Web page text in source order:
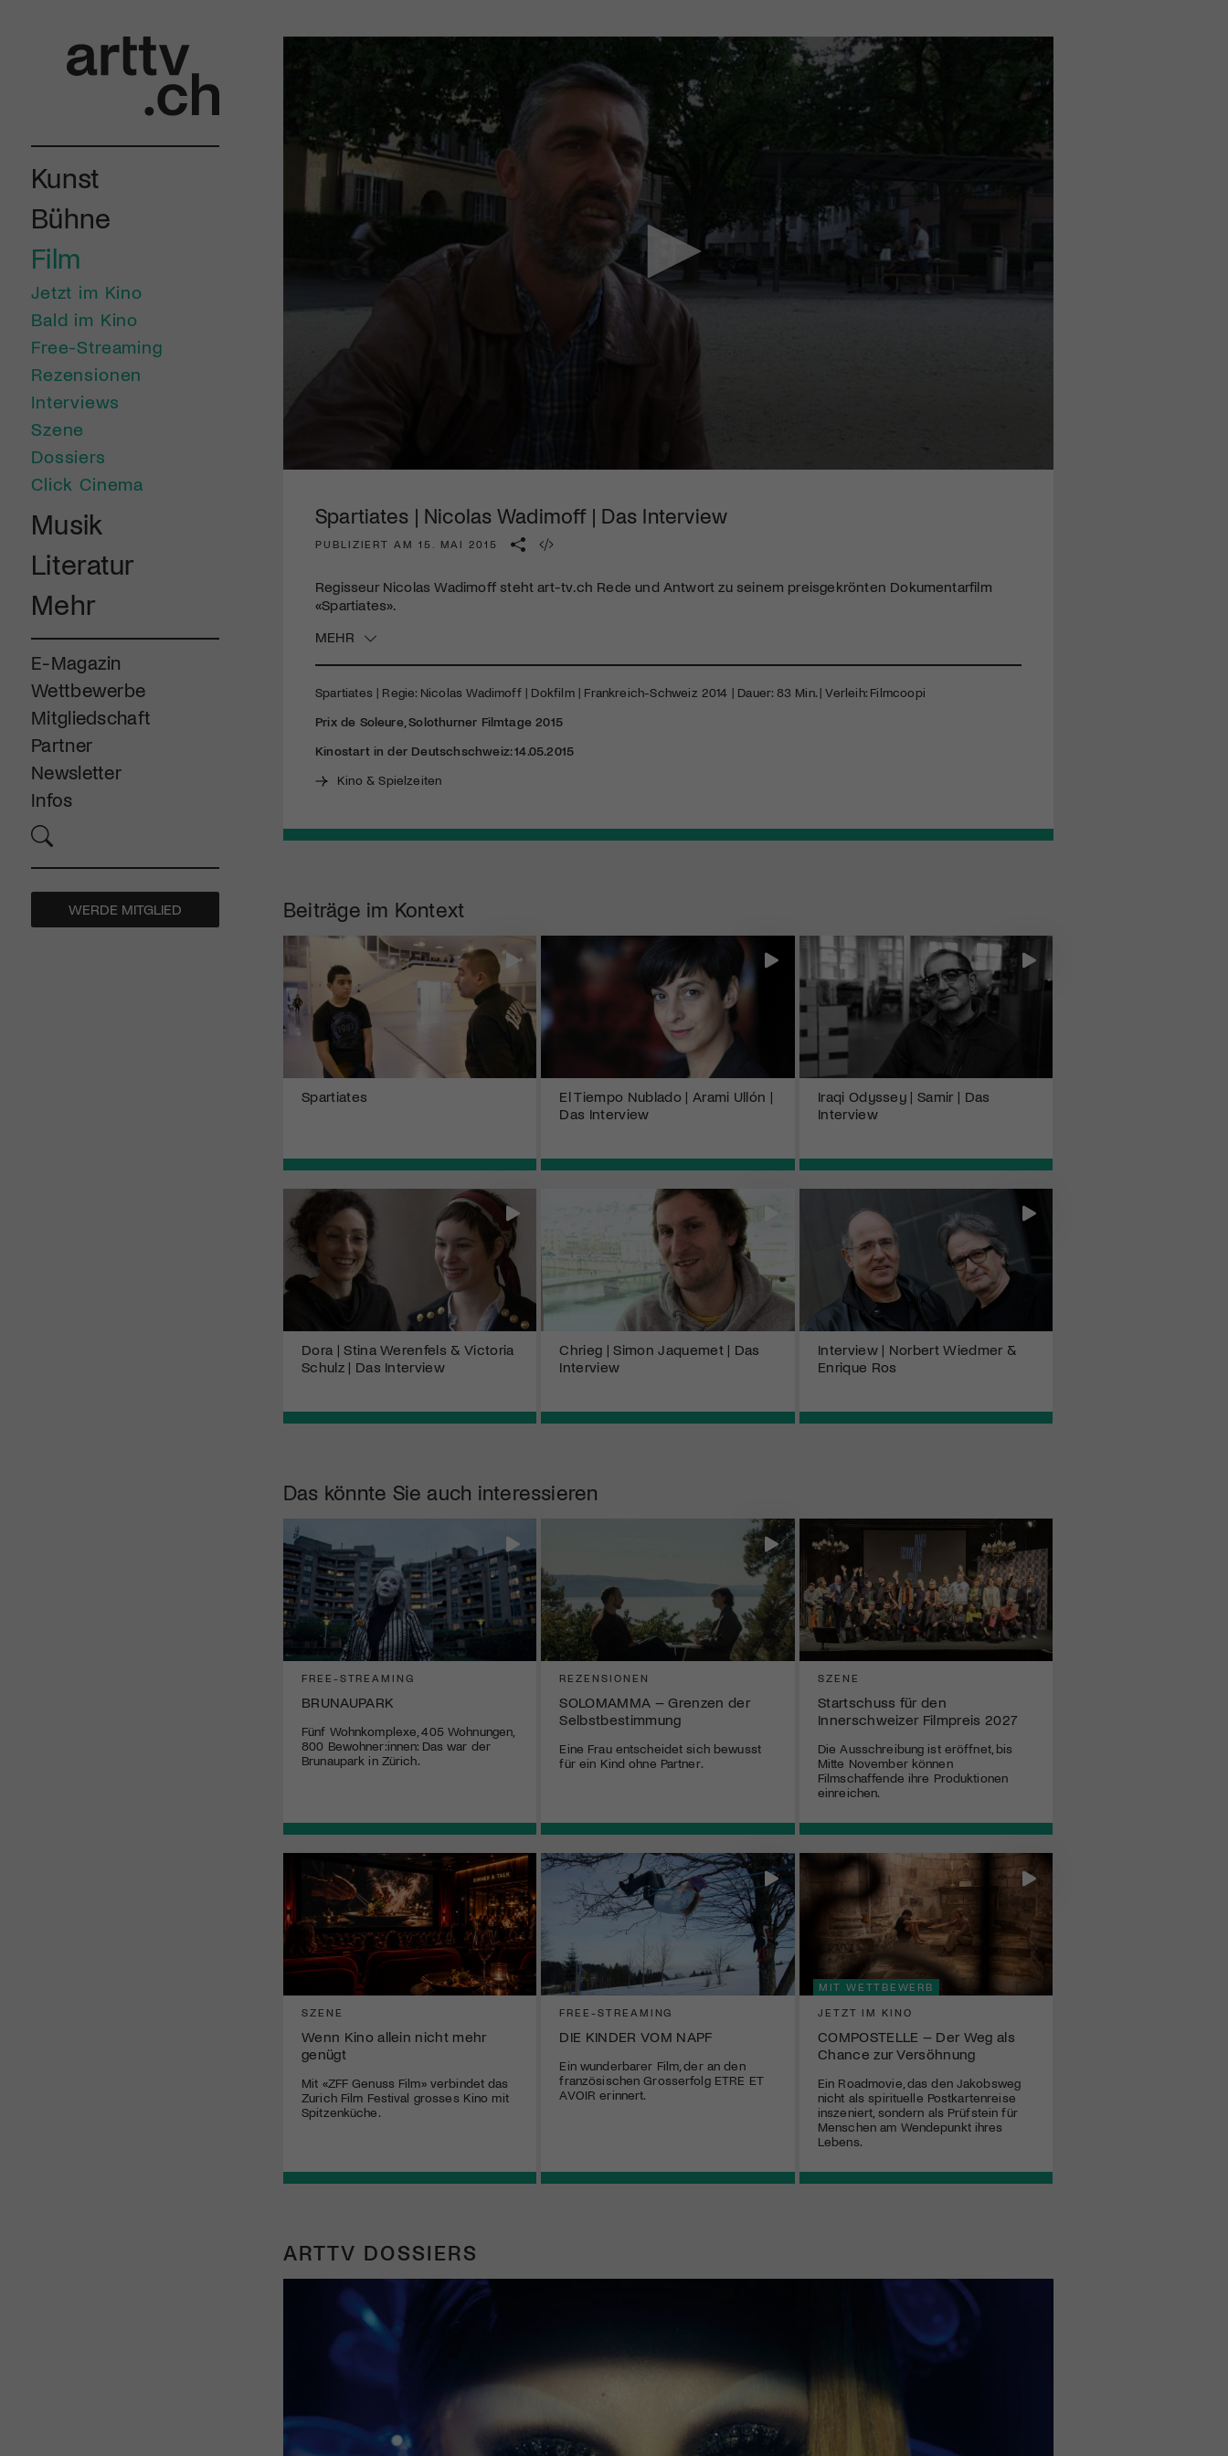
Kunst
Bühne
Film
Jetzt im Kino
Bald im Kino
Free-Streaming
Rezensionen
Interviews
Szene
Dossiers
Click Cinema
Musik
Literatur
Mehr
E-Magazin
Wettbewerbe
Mitgliedschaft
Partner
Newsletter
Infos
WERDE MITGLIED
Spartiates | Nicolas Wadimoff | Das Interview
PUBLIZIERT AM 15. MAI 2015
Regisseur Nicolas Wadimoff steht art-tv.ch Rede und Antwort zu seinem preisgekrönten Dokumentarfilm
«Spartiates».
MEHR
Spartiates | Regie: Nicolas Wadimoff | Dokfilm | Frankreich-Schweiz 2014 | Dauer: 83 Min. | Verleih: Filmcoopi
Prix de Soleure, Solothurner Filmtage 2015
Kinostart in der Deutschschweiz: 14.05.2015
Kino & Spielzeiten
Beiträge im Kontext
Spartiates
El Tiempo Nublado | Arami Ullón |
Das Interview
Iraqi Odyssey | Samir | Das
Interview
Dora | Stina Werenfels & Victoria
Schulz | Das Interview
Chrieg | Simon Jaquemet | Das
Interview
Interview | Norbert Wiedmer &
Enrique Ros
Das könnte Sie auch interessieren
FREE-STREAMING
BRUNAUPARK
Fünf Wohnkomplexe, 405 Wohnungen,
800 Bewohner:innen: Das war der
Brunaupark in Zürich.
REZENSIONEN
SOLOMAMMA – Grenzen der
Selbstbestimmung
Eine Frau entscheidet sich bewusst
für ein Kind ohne Partner.
SZENE
Startschuss für den
Innerschweizer Filmpreis 2027
Die Ausschreibung ist eröffnet, bis
Mitte November können
Filmschaffende ihre Produktionen
einreichen.
SZENE
Wenn Kino allein nicht mehr
genügt
Mit «ZFF Genuss Film» verbindet das
Zurich Film Festival grosses Kino mit
Spitzenküche.
FREE-STREAMING
DIE KINDER VOM NAPF
Ein wunderbarer Film, der an den
französischen Grosserfolg ETRE ET
AVOIR erinnert.
MIT WETTBEWERB
JETZT IM KINO
COMPOSTELLE – Der Weg als
Chance zur Versöhnung
Ein Roadmovie, das den Jakobsweg
nicht als spirituelle Postkartenreise
inszeniert, sondern als Prüfstein für
Menschen am Wendepunkt ihres
Lebens.
ARTTV DOSSIERS
diversen Kulturevents.
Jetzt Mitglied werden